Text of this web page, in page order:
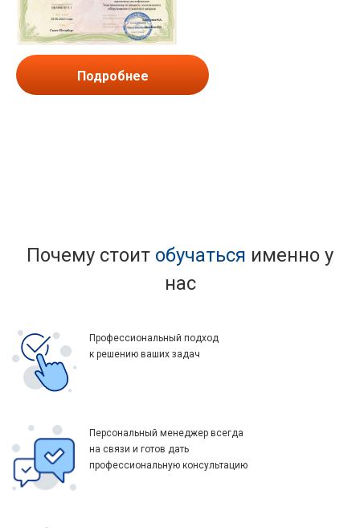
Подробнее
Почему стоит обучаться именно у
нас
Профессиональный подход
к решению ваших задач
Персональный менеджер всегда
на связи и готов дать
профессиональную консультацию